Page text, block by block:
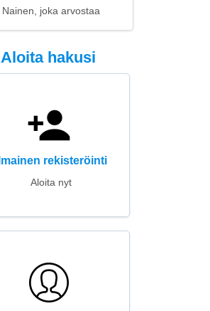
Nainen, joka arvostaa
Aloita hakusi
Ilmainen rekisteröinti
Aloita nyt